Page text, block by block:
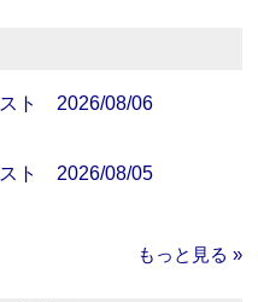
スト 2026/08/06
スト 2026/08/05
もっと見る »